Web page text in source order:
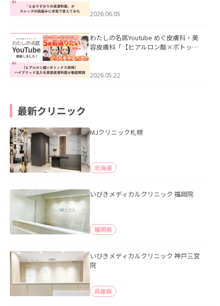
2026.06.05
わたしの名医Youtube めぐ皮膚科・美
容皮膚科「【ヒアルロン酸×ボトック
た。
2026.05.22
最新クリニック
MJクリニック札幌
北海道
いびきメディカルクリニック 福岡院
福岡県
いびきメディカルクリニック 神戸三宮
院
兵庫県